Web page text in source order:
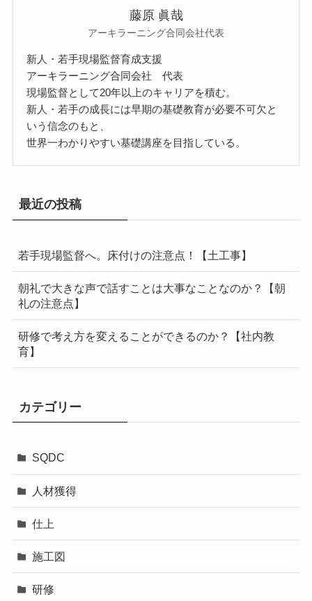
藤原 眞哉
アーキラーニング合同会社代表
新人・若手現場監督育成支援
アーキラーニング合同会社 代表
現場監督として20年以上のキャリアを積む。
新人・若手の成長には早期の基礎教育が必要不可欠と
いう信念のもと、
世界一わかりやすい基礎講座を目指している。
最近の投稿
若手現場監督へ。床付けの注意点！【土工事】
朝礼で大きな声で話すことは大事なことなのか？【朝
礼の注意点】
研修で考え方を変えることができるのか？【社内教
育】
カテゴリー
SQDC
人材獲得
仕上
施工図
研修